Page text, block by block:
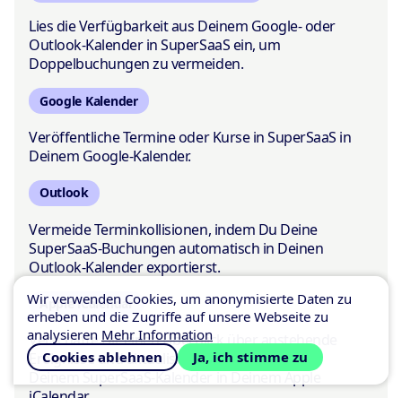
Lies die Verfügbarkeit aus Deinem Google- oder
Outlook-Kalender in SuperSaaS ein, um
Doppelbuchungen zu vermeiden.
Google Kalender
Veröffentliche Termine oder Kurse in SuperSaaS in
Deinem Google-Kalender.
Outlook
Vermeide Terminkollisionen, indem Du Deine
SuperSaaS-Buchungen automatisch in Deinen
Outlook-Kalender exportierst.
Apple iCalendar
Verschaffe Dir einen Überblick über anstehende
Ereignisse und aktualisiere Deine Termine aus
Deinem SuperSaaS-Kalender in Deinem Apple
Wir verwenden Cookies, um anonymisierte Daten zu
erheben und die Zugriffe auf unsere Webseite zu
analysieren Mehr Information
Cookies ablehnen
Ja, ich stimme zu